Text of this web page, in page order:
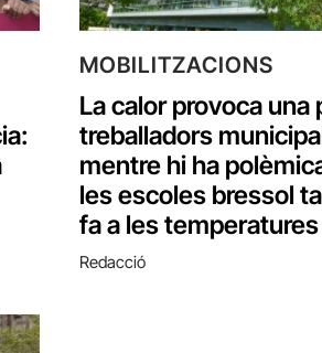
MOBILITZACIONS
La calor provoca una
treballadors
mentre hi ha
les escoles bressol
fa a les temperatures
Redacció